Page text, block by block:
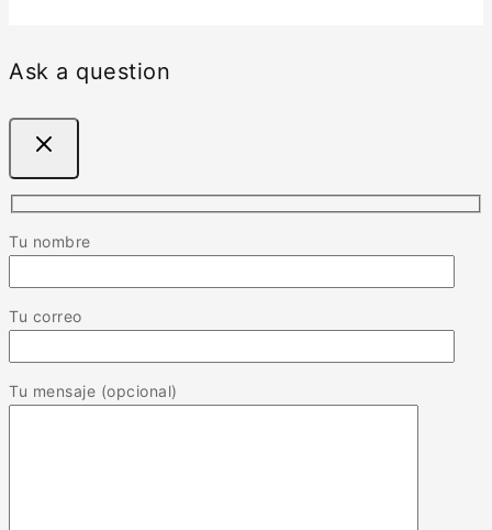
Ask a question
Tu nombre
Tu correo
Tu mensaje (opcional)